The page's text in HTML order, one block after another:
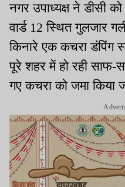
नगर उपाध्यक्ष ने डीसी
वार्ड 12 स्थित गुलजार
किनारे एक कचरा डंपिंग
पूरे शहर में हो रही साफ-
गए कचरा को जमा किया